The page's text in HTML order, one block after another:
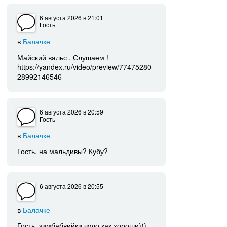
6 августа 2026в 21:01
Гость
в Балачке
Майский вальс . Слушаем !
https://yandex.ru/video/preview/77475280
28992146546
6 августа 2026в 20:59
Гость
в Балачке
Гость, на мальдивы? Кубу?
6 августа 2026в 20:55
в Балачке